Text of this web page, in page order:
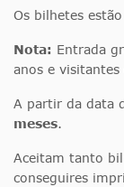
Os bilhetes
Nota: Entrada
anos e visitantes
A partir da data
meses.
Aceitam tanto
conseguires